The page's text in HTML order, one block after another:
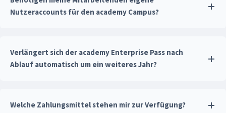
Nutzeraccounts für den academy Campus?
Verlängert sich der academy Enterprise Pass nach
Ablauf automatisch um ein weiteres Jahr?
Welche Zahlungsmittel stehen mir zur Verfügung?